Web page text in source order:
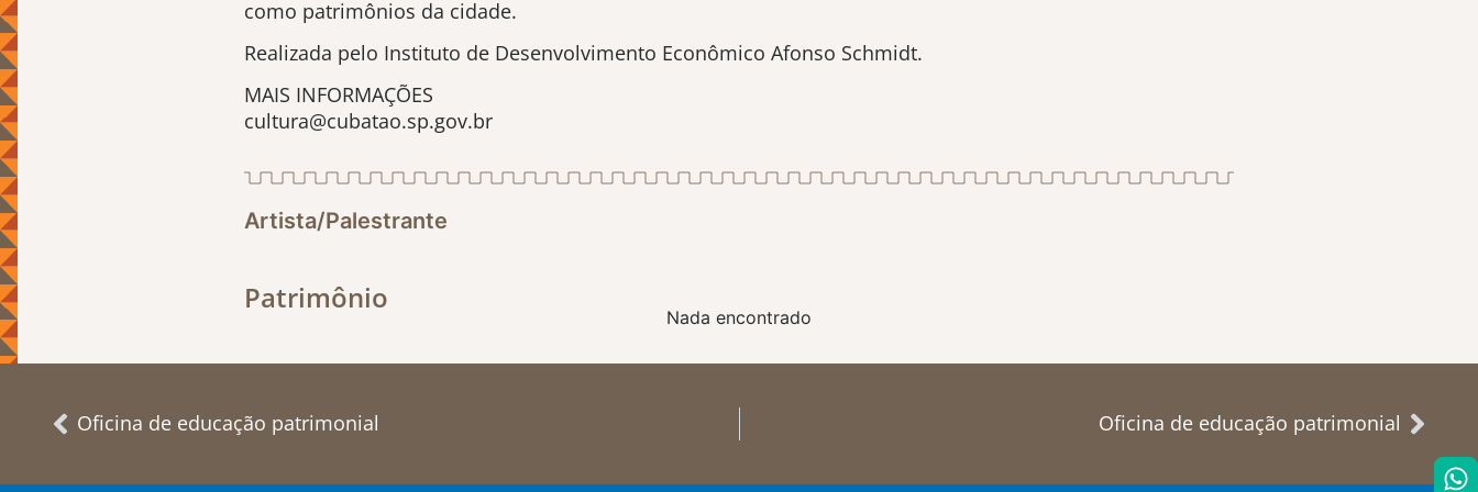
como patrimônios da cidade.
Realizada pelo Instituto de Desenvolvimento Econômico Afonso Schmidt.
MAIS INFORMAÇÕES
cultura@cubatao.sp.gov.br
Artista/Palestrante
Patrimônio
Nada encontrado
Oficina de educação patrimonial Oficina de educação patrimonial